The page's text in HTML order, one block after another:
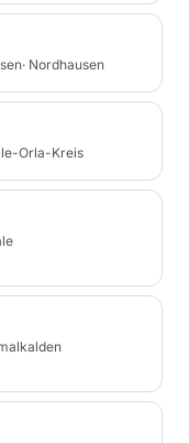
· Nordhausen
Orla-Kreis